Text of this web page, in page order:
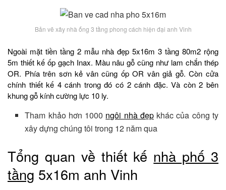
Bản vẽ xây nhà ống 3 tầng phong cách hiện đại anh Vinh
Ngoài mặt tiền tầng 2 mẫu nhà đẹp 5x16m 3 tầng 80m2 rộng
5m thiết kế ốp gạch Inax. Màu nâu gỗ cũng như lam chắn thép
OR. Phía trên sơn kẻ vân cũng ốp OR vân giả gỗ. Còn cửa
chính thiết kế 4 cánh trong đó có 2 cánh đặc. Và còn 2 bên
khung gỗ kính cường lực 10 ly.
Tham khảo hơn 1000 ngôi nhà đẹpkhác của công ty
xây dựng chúng tôi trong 12 năm qua
Tổng quan về thiết kế nhà phố 3
tầng 5x16m anh Vinh